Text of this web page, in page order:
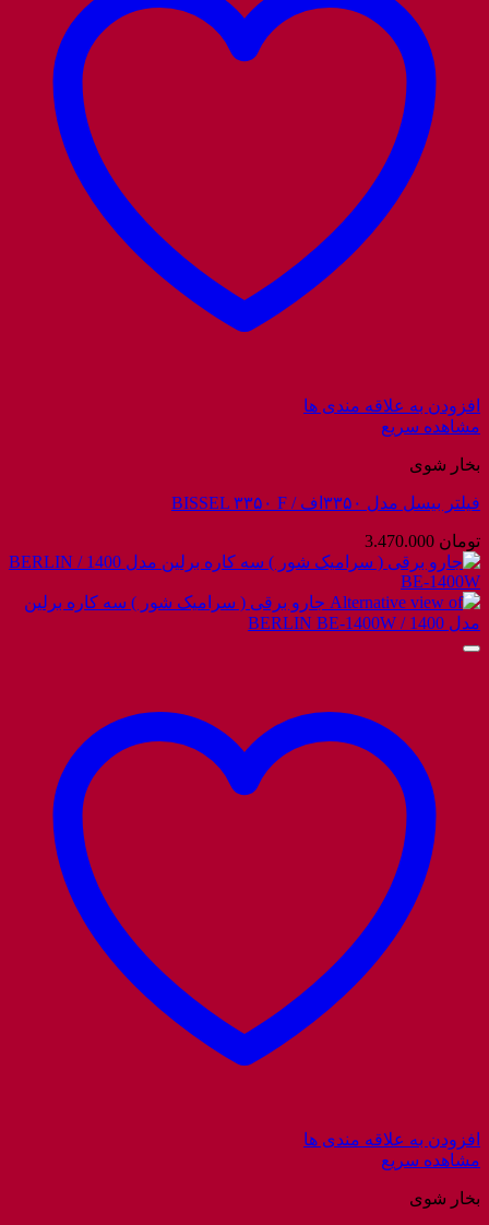
افزودن به علاقه مندی ها
مشاهده سریع
بخار شوی
فیلتر بیسل مدل ۳۳۵۰اف / BISSEL ۳۳۵۰ F
تومان
افزودن به علاقه مندی ها
مشاهده سریع
بخار شوی